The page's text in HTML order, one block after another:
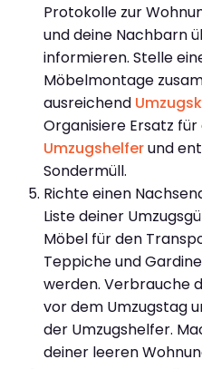
Protokolle zur
und deine Nachbarn
informieren. Stelle
Möbelmontage
ausreichend
Organisiere Ersatz
Umzugshelferund
Sondermüll.
Richte einen
Liste deiner
Möbel für den
Teppiche und
werden. Verbrauche
vor dem Umzugstag
der Umzugshelfer.
deiner leeren